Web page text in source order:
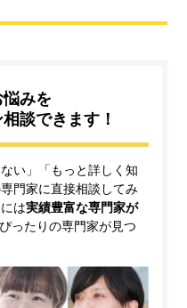
みを
談できます！
い」「もっと詳しく知
門家に直接相談してみ
は実績豊富な専門家が
ったりの専門家が見つ